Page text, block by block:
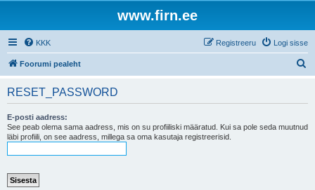
www.firn.ee
KKK Logi sisse
Registreeru
Foorumi pealeht
RESET_PASSWORD
E-posti aadress:
See peab olema sama aadress, mis on su profiiliski määratud. Kui sa pole seda muutnud
läbi profiili, on see aadress, millega sa oma kasutaja registreerisid.